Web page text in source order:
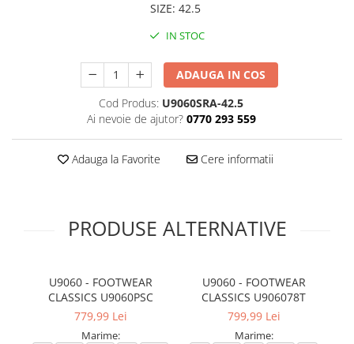
SIZE: 42.5
IN STOC
ADAUGA IN COS
Cod Produs: U9060SRA-42.5
Ai nevoie de ajutor? 0770 293 559
Adauga la Favorite Cere informatii
PRODUSE ALTERNATIVE
U9060 - FOOTWEAR
CLASSICS U9060PSC
779,99 Lei
Marime:
U9060 - FOOTWEAR
CLASSICS U906078T
799,99 Lei
Marime: